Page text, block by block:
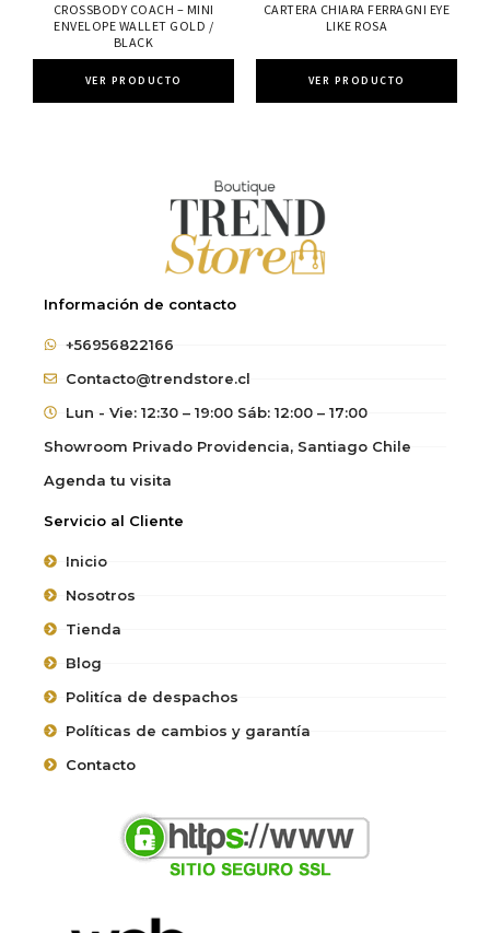
CROSSBODY COACH – MINI
ENVELOPE WALLET GOLD /
BLACK
VER PRODUCTO
CARTERA CHIARA FERRAGNI EYE
LIKE ROSA
VER PRODUCTO
Información de contacto
+56956822166
Contacto@trendstore.cl
Lun - Vie: 12:30 – 19:00 Sáb: 12:00 – 17:00
Showroom Privado Providencia, Santiago Chile
Agenda tu visita
Servicio al Cliente
Inicio
Nosotros
Tienda
Blog
Politíca de despachos
Políticas de cambios y garantía
Contacto